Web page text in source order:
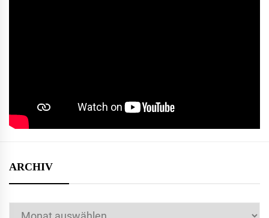
ARCHIV
Archiv